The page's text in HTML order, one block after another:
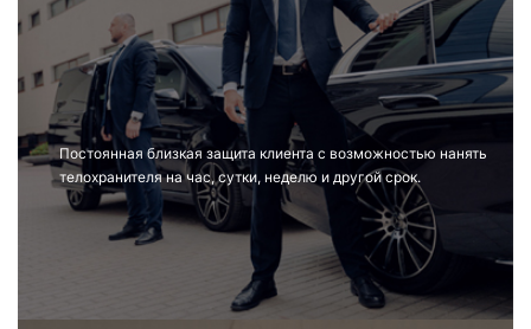
Постоянная близкая защита клиента с возможностью нанять
телохранителя на час, сутки, неделю и другой срок.